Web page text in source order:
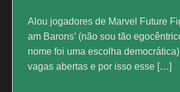
Alou jogadores de Marvel Future
am Barons’ (não sou tão
nome foi uma escolha
vagas abertas e por isso esse […]